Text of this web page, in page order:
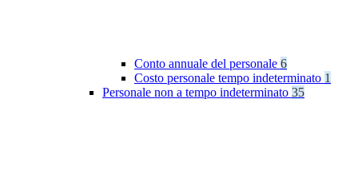
Conto annuale del personale 6
Costo personale tempo indeterminato 1
Personale non a tempo indeterminato 35